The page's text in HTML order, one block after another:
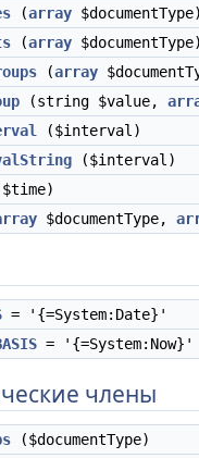
(array $documentType)
(array $documentType)
(array
(string $value,
($interval)
($interval)
$documentType,
= '{=System:Date}'
= '{=System:Now}'
члены
($documentType)